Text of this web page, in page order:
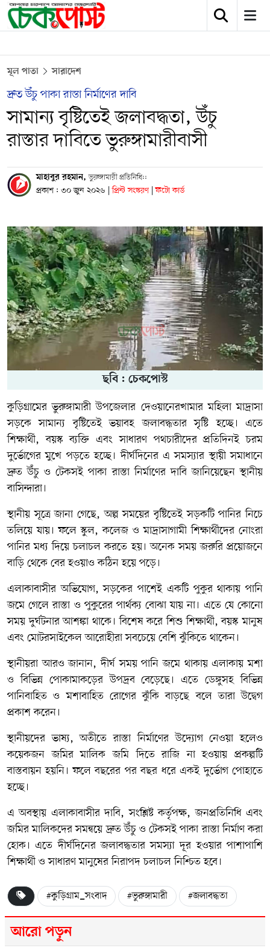
মূল পাতা সারাদেশ
দ্রুত উঁচু পাকা রাস্তা নির্মাণের দাবি
সামান্য বৃষ্টিতেই জলাবদ্ধতা, উঁচু
রাস্তার দাবিতে ভুরুঙ্গামারীবাসী
মাহাবুর রহমান,ভুরুঙ্গামারী প্রতিনিধি::
প্রকাশ : ৩০ জুন ২০২৬ | প্রিন্ট সংস্করণ | ফটো কার্ড
ছবি : চেকপোস্ট
কুড়িগ্রামের ভুরুঙ্গামারী উপজেলার দেওয়ানেরখামার মহিলা মাদ্রাসা
সড়কে সামান্য বৃষ্টিতেই ভয়াবহ জলাবদ্ধতার সৃষ্টি হচ্ছে। এতে
শিক্ষার্থী, বয়স্ক ব্যক্তি এবং সাধারণ পথচারীদের প্রতিদিনই চরম
দুর্ভোগের মুখে পড়তে হচ্ছে। দীর্ঘদিনের এ সমস্যার স্থায়ী সমাধানে
দ্রুত উঁচু ও টেকসই পাকা রাস্তা নির্মাণের দাবি জানিয়েছেন স্থানীয়
বাসিন্দারা।
স্থানীয় সূত্রে জানা গেছে, অল্প সময়ের বৃষ্টিতেই সড়কটি পানির নিচে
তলিয়ে যায়। ফলে স্কুল, কলেজ ও মাদ্রাসাগামী শিক্ষার্থীদের নোংরা
পানির মধ্য দিয়ে চলাচল করতে হয়। অনেক সময় জরুরি প্রয়োজনে
বাড়ি থেকে বের হওয়াও কঠিন হয়ে পড়ে।
এলাকাবাসীর অভিযোগ, সড়কের পাশেই একটি পুকুর থাকায় পানি
জমে গেলে রাস্তা ও পুকুরের পার্থক্য বোঝা যায় না। এতে যে কোনো
সময় দুর্ঘটনার আশঙ্কা থাকে। বিশেষ করে শিশু শিক্ষার্থী, বয়স্ক মানুষ
এবং মোটরসাইকেল আরোহীরা সবচেয়ে বেশি ঝুঁকিতে থাকেন।
স্থানীয়রা আরও জানান, দীর্ঘ সময় পানি জমে থাকায় এলাকায় মশা
ও বিভিন্ন পোকামাকড়ের উপদ্রব বেড়েছে। এতে ডেঙ্গুসহ বিভিন্ন
পানিবাহিত ও মশাবাহিত রোগের ঝুঁকি বাড়ছে বলে তারা উদ্বেগ
প্রকাশ করেন।
স্থানীয়দের ভাষ্য, অতীতে রাস্তা নির্মাণের উদ্যোগ নেওয়া হলেও
কয়েকজন জমির মালিক জমি দিতে রাজি না হওয়ায় প্রকল্পটি
বাস্তবায়ন হয়নি। ফলে বছরের পর বছর ধরে একই দুর্ভোগ পোহাতে
হচ্ছে।
এ অবস্থায় এলাকাবাসীর দাবি, সংশ্লিষ্ট কর্তৃপক্ষ, জনপ্রতিনিধি এবং
জমির মালিকদের সমন্বয়ে দ্রুত উঁচু ও টেকসই পাকা রাস্তা নির্মাণ করা
হোক। এতে দীর্ঘদিনের জলাবদ্ধতার সমস্যা দূর হওয়ার পাশাপাশি
শিক্ষার্থী ও সাধারণ মানুষের নিরাপদ চলাচল নিশ্চিত হবে।
#কুড়িগ্রাম_সংবাদ #ভুরুঙ্গামারী #জলাবদ্ধতা
আরো পড়ুন